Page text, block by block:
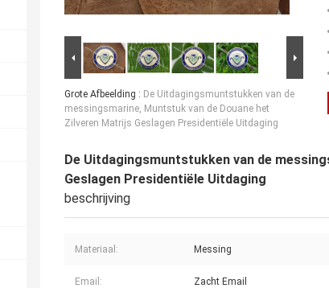
Grote Afbeelding : De Uitdagingsmuntstukken van de
messingsmarine, Muntstuk van de Douane het
Zilveren Matrijs Geslagen Presidentiële Uitdaging
De Uitdagingsmuntstukken van de
Geslagen Presidentiële Uitdaging
beschrijving
Materiaal: Messing
Email: Zacht Email